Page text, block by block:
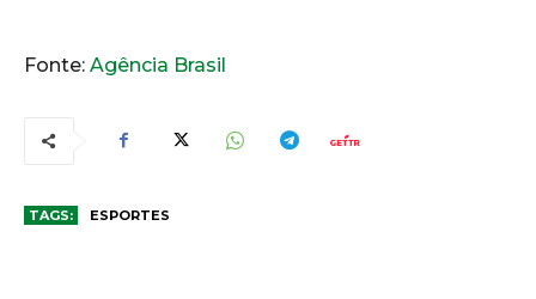
Fonte: Agência Brasil
TAGS: ESPORTES